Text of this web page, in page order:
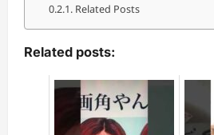
Related Posts
Related posts: